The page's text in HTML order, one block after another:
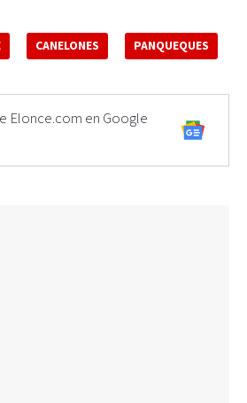
CANELONES PANQUEQUES
Elonce.com en Google